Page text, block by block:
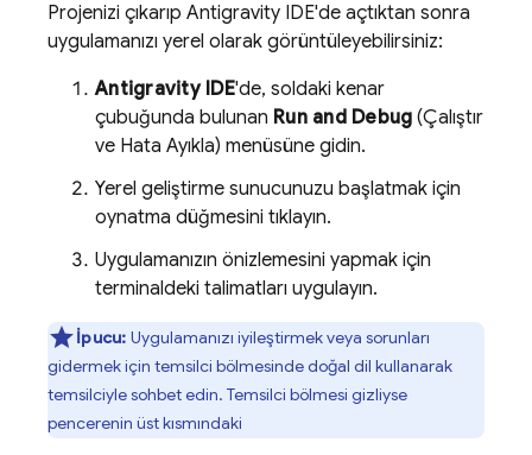
Projenizi çıkarıp Antigravity IDE'de açtıktan sonra
uygulamanızı yerel olarak görüntüleyebilirsiniz:
AntigravityIDE'de, soldaki kenar
çubuğunda bulunan Run and Debug (Çalıştır
ve Hata Ayıkla) menüsüne gidin.
Yerel geliştirme sunucunuzu başlatmak için
oynatma düğmesini tıklayın.
Uygulamanızın önizlemesini yapmak için
terminaldeki talimatları uygulayın.
İpucu: Uygulamanızı iyileştirmek veya sorunları
gidermek için temsilci bölmesinde doğal dil kullanarak
temsilciyle sohbet edin. Temsilci bölmesi gizliyse
pencerenin üst kısmındaki